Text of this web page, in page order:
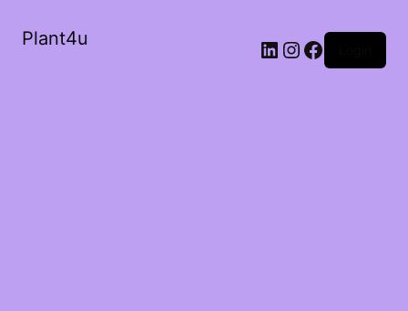
Plant4u LinkedIn
Instagram
Facebook